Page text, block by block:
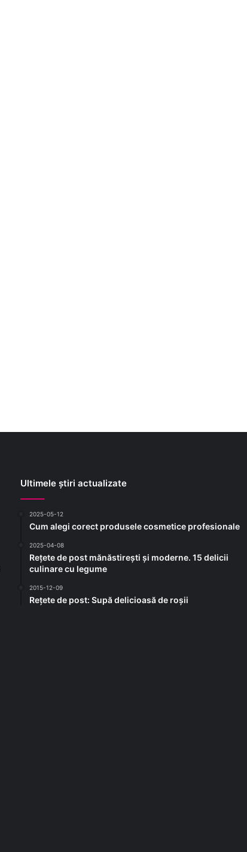
Ultimele știri actualizate
2025-05-12
Cum alegi corect produsele cosmetice profesionale
2025-04-08
Rețete de post mănăstirești și moderne. 15 delicii
culinare cu legume
2015-12-09
Rețete de post: Supă delicioasă de roșii